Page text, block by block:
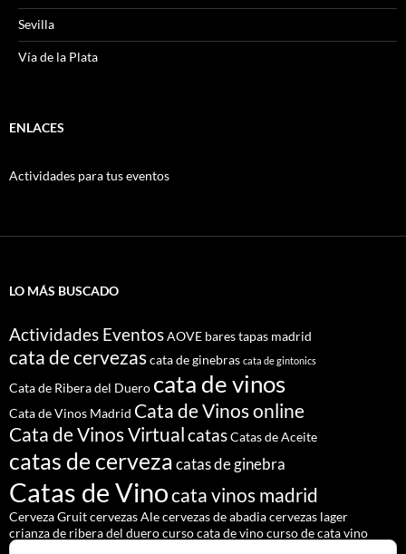
Sevilla
Vía de la Plata
ENLACES
Actividades para tus eventos
LO MÁS BUSCADO
Actividades EventosAOVE bares tapas madrid
cata de cervezascata de ginebras cata de gintonics
Cata de Ribera del Duero cata de vinos
Cata de Vinos Madrid Cata de Vinos online
Cata de Vinos VirtualcatasCatas de Aceite
catas de cervezacatas de ginebra
Catas de Vinocata vinos madrid
Cerveza Gruitcervezas Alecervezas de abadiacervezas lager
crianza de ribera del duerocurso cata de vinocurso de cata vino
Denominación de Origen Ribera del Duero